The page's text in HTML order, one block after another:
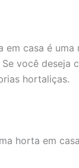
em casa é
Se você deseja
hortaliças.
horta em